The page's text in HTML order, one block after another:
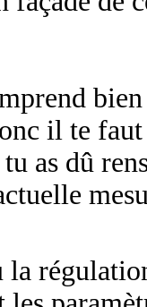
il te
as dû